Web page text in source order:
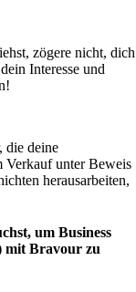
zögere nicht, dich
Interesse und
die deine
unter Beweis
herausarbeiten,
um Business
mit Bravour zu